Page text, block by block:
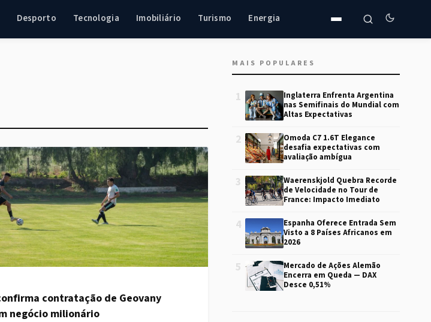
Desporto Tecnologia Imobiliário Turismo Energia
contratação de Geovany
negócio milionário
MAIS POPULARES
1
Inglaterra Enfrenta Argentina
nas Semifinais do Mundial com
Altas Expectativas
2
Omoda C7 1.6T Elegance
desafia expectativas com
avaliação ambígua
3
Waerenskjold Quebra Recorde
de Velocidade no Tour de
France: Impacto Imediato
4
Espanha Oferece Entrada Sem
Visto a 8 Países Africanos em
2026
5
Mercado de Ações Alemão
Encerra em Queda — DAX
Desce 0,51%